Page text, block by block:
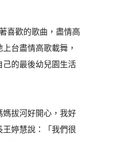
喜歡的歌曲，盡情高
台盡情高歌載舞，
己的最後幼兒園生活
媽拔河好開心，我好
婷慧說：「我們很